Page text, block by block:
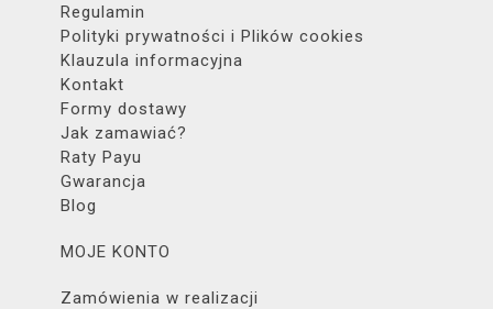
Regulamin
Polityki prywatności i Plików cookies
Klauzula informacyjna
Kontakt
Formy dostawy
Jak zamawiać?
Raty Payu
Gwarancja
Blog
MOJE KONTO
Zamówienia w realizacji